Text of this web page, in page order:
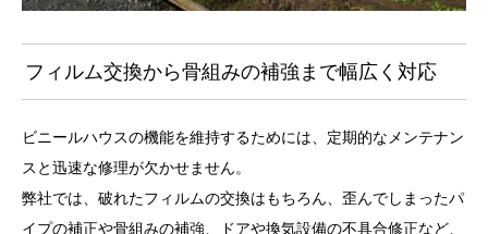
フィルム交換から骨組みの補強まで幅広く対応
ビニールハウスの機能を維持するためには、定期的なメンテナン
スと迅速な修理が欠かせません。
弊社では、破れたフィルムの交換はもちろん、歪んでしまったパ
イプの補正や骨組みの補強、ドアや換気設備の不具合修正など、